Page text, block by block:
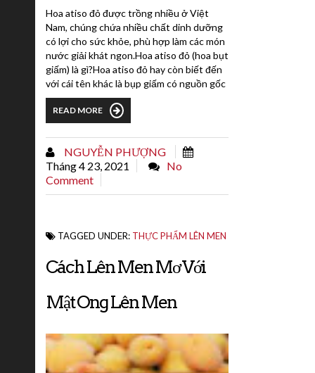
Hoa atiso đỏ được trồng nhiều ở Việt
Nam, chúng chứa nhiều chất dinh dưỡng
có lợi cho sức khỏe, phù hợp làm các món
nước giải khát ngon.Hoa atiso đỏ (hoa bụt
giấm) là gì?Hoa atiso đỏ hay còn biết đến
với cái tên khác là bụp giấm có nguồn gốc
ở Tây Phi, có đặc tính không kén đất, ưa
đất đồi núi, khí hậu nóng ẩm.Hiện nay, bụp
giấm được nhập trồng nhiều nơi ở Việt
Nam và trên thế giới. Cây trồng để lấy sợi,
làm thuốc, màu thực phẩm,...
READ MORE
NGUYỄN PHƯỢNG
Tháng 4 23, 2021
No
Comment
TAGGED UNDER: THỰC PHẨM LÊN MEN
Cách Lên Men Mơ Với
Mật Ong Lên Men